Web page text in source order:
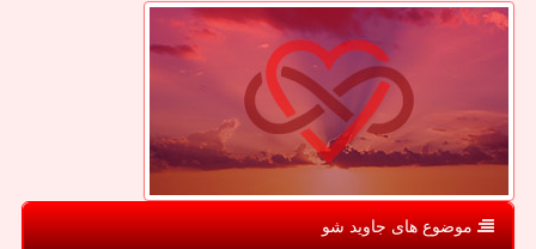
موضوع های جاوید شو